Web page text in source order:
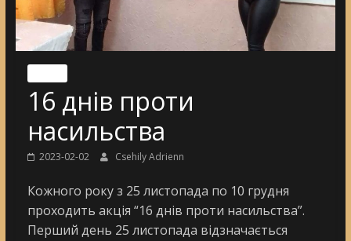
16 днів проти
насильства
2023-02-02 Csehily Adrienn
Кожного року з 25 листопада по 10 грудня
проходить акція “16 днів проти насильства”.
Перший день 25 листопада відзначається